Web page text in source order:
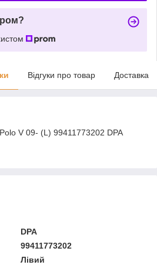
Відгуки про товар Доставка
V 09- (L) 99411773202 DPA
DPA
99411773202
Лівий